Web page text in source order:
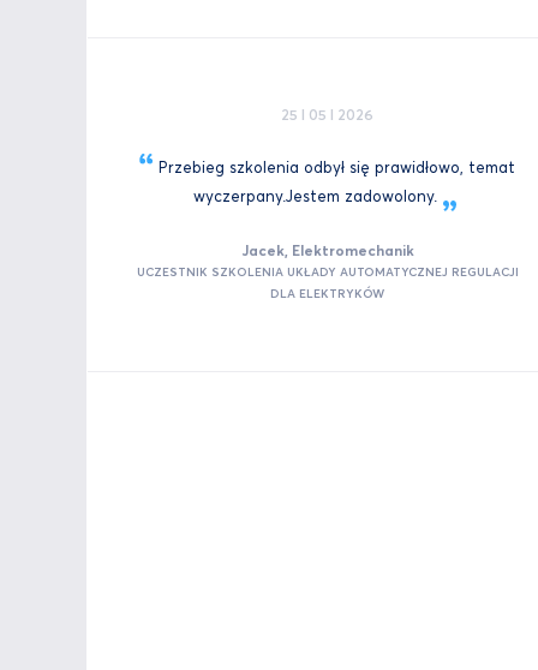
25 I 05 I 2026
Przebieg szkolenia odbył się prawidłowo, temat
wyczerpany.Jestem zadowolony.
Jacek, Elektromechanik
UCZESTNIK SZKOLENIA UKŁADY AUTOMATYCZNEJ REGULACJI
DLA ELEKTRYKÓW